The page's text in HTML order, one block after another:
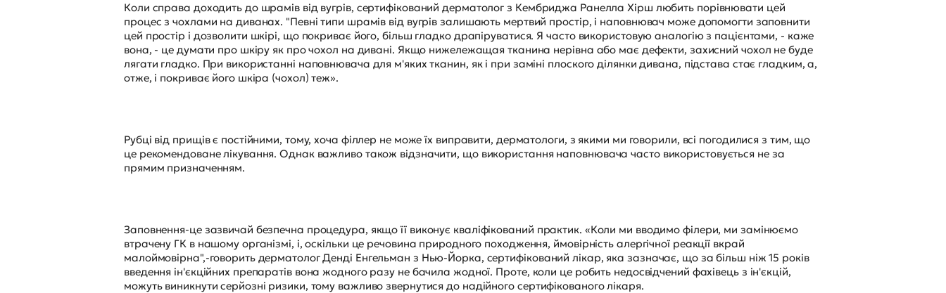
Коли справа доходить до шрамів від вугрів, сертифікований дерматолог з Кембриджа Ранелла Хірш любить порівнювати цей
процес з чохлами на диванах. "Певні типи шрамів від вугрів залишають мертвий простір, і наповнювач може допомогти заповнити
цей простір і дозволити шкірі, що покриває його, більш гладко драпіруватися. Я часто використовую аналогію з пацієнтами, - каже
вона, - це думати про шкіру як про чохол на дивані. Якщо нижележащая тканина нерівна або має дефекти, захисний чохол не буде
лягати гладко. При використанні наповнювача для м'яких тканин, як і при заміні плоского ділянки дивана, підстава стає гладким, а,
отже, і покриває його шкіра (чохол) теж».
Рубці від прищів є постійними, тому, хоча філлер не може їх виправити, дерматологи, з якими ми говорили, всі погодилися з тим, що
це рекомендоване лікування. Однак важливо також відзначити, що використання наповнювача часто використовується не за
прямим призначенням.
Заповнення-це зазвичай безпечна процедура, якщо її виконує кваліфікований практик. «Коли ми вводимо філери, ми замінюємо
втрачену ГК в нашому організмі, і, оскільки це речовина природного походження, ймовірність алергічної реакції вкрай
малоймовірна",-говорить дерматолог Денді Енгельман з Нью-Йорка, сертифікований лікар, яка зазначає, що за більш ніж 15 років
введення ін'єкційних препаратів вона жодного разу не бачила жодної. Проте, коли це робить недосвідчений фахівець з ін'єкцій,
можуть виникнути серйозні ризики, тому важливо звернутися до надійного сертифікованого лікаря.